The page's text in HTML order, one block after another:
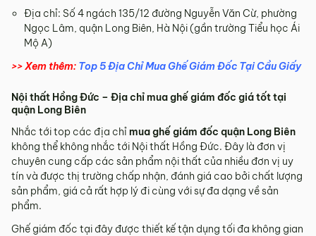
Địa chỉ: Số 4 ngách 135/12 đường Nguyễn Văn Cừ, phường
Ngọc Lâm, quận Long Biên, Hà Nội (gần trường Tiểu học Ái
Mộ A)
>> Xem thêm: Top 5 Địa Chỉ Mua Ghế Giám Đốc Tại Cầu Giấy
Nội thất Hồng Đức – Địa chỉ mua ghế giám đốc giá tốt tại
quận Long Biên
Nhắc tới top các địa chỉmua ghế giám đốc quận Long Biên
không thể không nhắc tới Nội thất Hồng Đức. Đây là đơn vị
chuyên cung cấp các sản phẩm nội thất của nhiều đơn vị uy
tín và được thị trường chấp nhận, đánh giá cao bởi chất lượng
sản phẩm, giá cả rất hợp lý đi cùng với sự đa dạng về sản
phẩm.
Ghế giám đốc tại đây được thiết kế tận dụng tối đa không gian